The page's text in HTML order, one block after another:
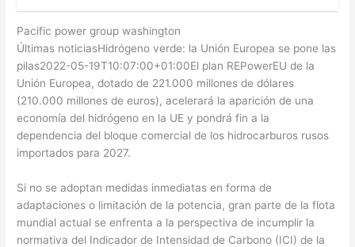
Pacific power group washington
Últimas noticiasHidrógeno verde: la Unión Europea se pone las
pilas2022-05-19T10:07:00+01:00El plan REPowerEU de la
Unión Europea, dotado de 221.000 millones de dólares
(210.000 millones de euros), acelerará la aparición de una
economía del hidrógeno en la UE y pondrá fin a la
dependencia del bloque comercial de los hidrocarburos rusos
importados para 2027.
Si no se adoptan medidas inmediatas en forma de
adaptaciones o limitación de la potencia, gran parte de la flota
mundial actual se enfrenta a la perspectiva de incumplir la
normativa del Indicador de Intensidad de Carbono (ICI) de la